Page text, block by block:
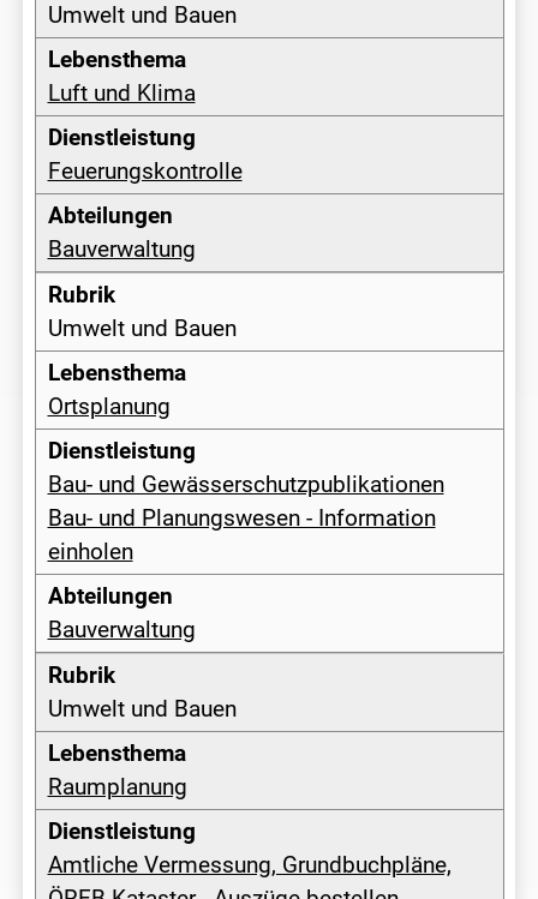
Umwelt und Bauen
Luft und Klima
Feuerungskontrolle
Bauverwaltung
Umwelt und Bauen
Ortsplanung
Bau- und Gewässerschutzpublikationen
Bau- und Planungswesen - Information
einholen
Bauverwaltung
Umwelt und Bauen
Raumplanung
Amtliche Vermessung, Grundbuchpläne,